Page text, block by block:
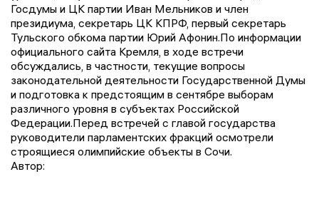
Госдумы и ЦК партии Иван Мельников и член
президиума, секретарь ЦК КПРФ, первый секретарь
Тульского обкома партии Юрий Афонин.По информации
официального сайта Кремля, в ходе встречи
обсуждались, в частности, текущие вопросы
законодательной деятельности Государственной Думы
и подготовка к предстоящим в сентябре выборам
различного уровня в субъектах Российской
Федерации.Перед встречей с главой государства
руководители парламентских фракций осмотрели
строящиеся олимпийские объекты в Сочи.
Автор: